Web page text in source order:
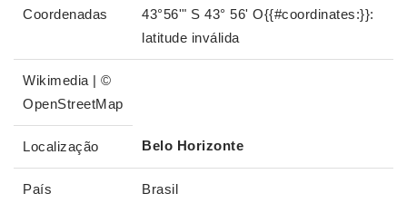
Coordenadas
43°56'" S 43° 56' O{{#coordinates:}}:
latitude inválida
Wikimedia | ©
OpenStreetMap
Localização Belo Horizonte
País Brasil